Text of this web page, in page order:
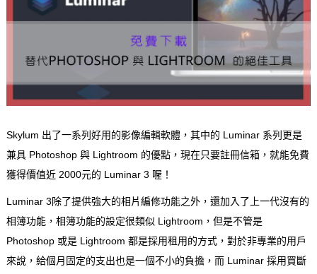
Skylum 出了一系列好用的影像編輯軟體，其中的 Luminar 系列更是
兼具 Photoshop 與 Lightroom 的優點，現在只要註冊信箱，就能免費
獲得價值近 2000元的 Luminar 3 喔！
Luminar 3除了提供強大的相片編修功能之外，還加入了上一代沒有的
相簿功能，相簿功能的設定很類似 Lightroom，但是不管是
Photoshop 或是 Lightroom 都是採用租用的方式，對於非專業的用戶
來說，給個月固定的支出也是一個不小的負擔，而 Luminar 採用買斷